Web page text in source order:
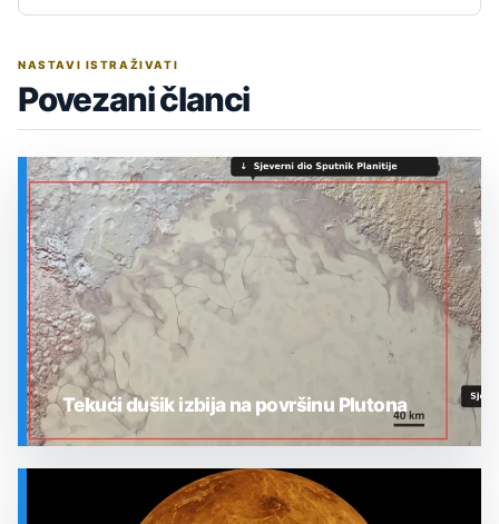
NASTAVI ISTRAŽIVATI
Povezani članci
Tekući dušik izbija na površinu Plutona